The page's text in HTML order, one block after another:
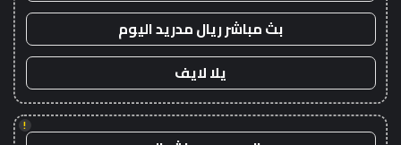
بث مباشر ريال مدريد اليوم
يلا لايف
!